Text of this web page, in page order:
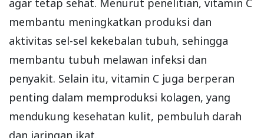
membantu meningkatkan produksi dan
aktivitas sel-sel kekebalan tubuh, sehingga
membantu tubuh melawan infeksi dan
penyakit. Selain itu, vitamin C juga berperan
penting dalam memproduksi kolagen, yang
mendukung kesehatan kulit, pembuluh darah
dan jaringan ikat.